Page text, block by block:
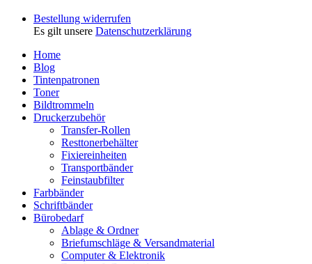
Bestellung widerrufen
Es gilt unsere Datenschutzerklärung
Home
Blog
Tintenpatronen
Toner
Bildtrommeln
Druckerzubehör
Transfer-Rollen
Resttonerbehälter
Fixiereinheiten
Transportbänder
Feinstaubfilter
Farbbänder
Schriftbänder
Bürobedarf
Ablage & Ordner
Briefumschläge & Versandmaterial
Computer & Elektronik